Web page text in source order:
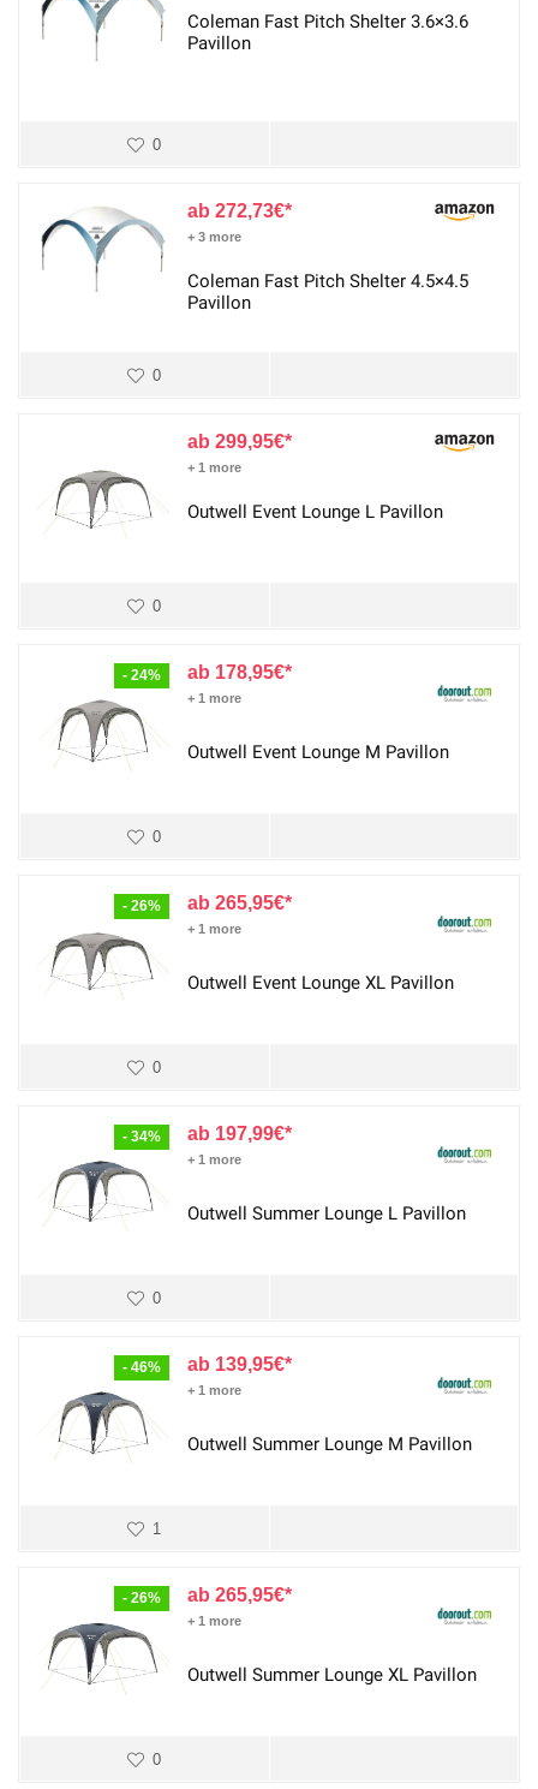
Coleman Fast Pitch Shelter 3.6×3.6
Pavillon
0
272,73€
+ 3 more
Coleman Fast Pitch Shelter 4.5×4.5
Pavillon
0
299,95€
+ 1 more
Outwell Event Lounge L Pavillon
0
- 24% 178,95€
+ 1 more
Outwell Event Lounge M Pavillon
0
- 26% 265,95€
+ 1 more
Outwell Event Lounge XL Pavillon
0
- 34% 197,99€
+ 1 more
Outwell Summer Lounge L Pavillon
0
- 46% 139,95€
+ 1 more
Outwell Summer Lounge M Pavillon
1
- 26% 265,95€
+ 1 more
Outwell Summer Lounge XL Pavillon
0